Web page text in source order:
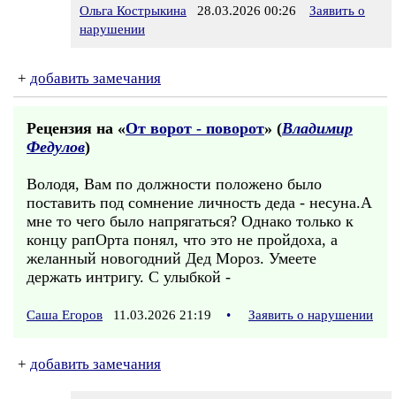
Ольга Кострыкина 28.03.2026 00:26
Заявить о
нарушении
+ добавить замечания
Рецензия на «От ворот - поворот» (Владимир
Федулов)
Володя, Вам по должности положено было
поставить под сомнение личность деда - несуна.А
мне то чего было напрягаться? Однако только к
концу рапОрта понял, что это не пройдоха, а
желанный новогодний Дед Мороз. Умеете
держать интригу. С улыбкой -
Саша Егоров 11.03.2026 21:19 • Заявить о нарушении
+ добавить замечания